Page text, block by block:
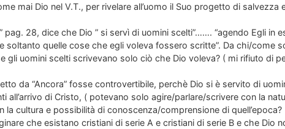
mai Dio nel V.T., per rivelare all’uomo il Suo progetto di
pag. 28, dice che Dio ” si servì di uomini scelti”……. “agendo Egli in
soltanto quelle cose che egli voleva fossero scritte”. Da chi/come
gli uomini scelti scrivevano solo ciò che Dio voleva? ( mi rifiuto di
da “Ancora” fosse controvertibile, perchè Dio si è servito di
all’arrivo di Cristo, ( potevano solo agire/parlare/scrivere con la
la cultura e possibilità di conoscenza/comprensione di quell’epoca?
che esistano cristiani di serie A e cristiani di serie B e che Dio